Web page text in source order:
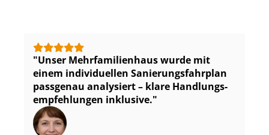
Unser Mehr­fa­mi­li­en­haus wurde mit
einem individuellen Sa­nie­rungs­fahr­plan
passgenau analysiert – klare Hand­lungs­
emp­feh­lun­gen inklusive.